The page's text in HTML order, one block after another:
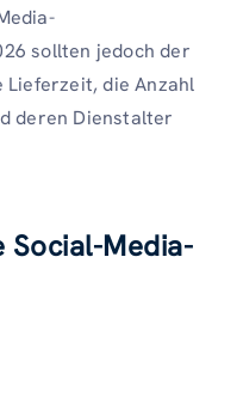
sollten jedoch der
Lieferzeit, die Anzahl
deren Dienstalter
Social-Media-